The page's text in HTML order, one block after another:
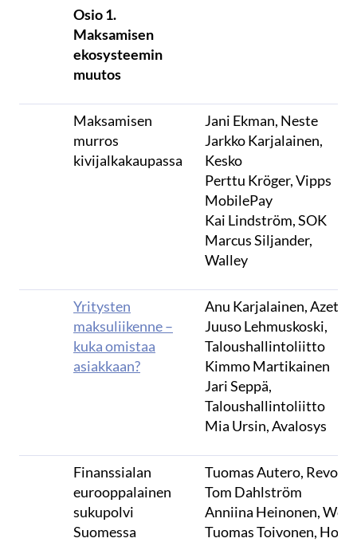
Osio 1.
Maksamisen
ekosysteemin
muutos
Maksamisen
murros
kivijalkakaupassa
Jani Ekman, Neste
Jarkko Karjalainen,
Kesko
Perttu Kröger, Vipps
MobilePay
Kai Lindström, SOK
Marcus Siljander,
Walley
Yritysten
maksuliikenne –
kuka omistaa
asiakkaan?
Anu Karjalainen, Azets
Juuso Lehmuskoski,
Taloushallintoliitto
Kimmo Martikainen
Jari Seppä,
Taloushallintoliitto
Mia Ursin, Avalosys
Finanssialan
eurooppalainen
sukupolvi
Suomessa
Tuomas Autero, Revolut
Tom Dahlström
Anniina Heinonen, Wolt
Tuomas Toivonen, Holvi